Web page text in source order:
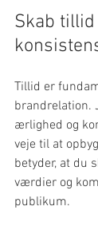
Skab
Tillid er
brandrelation.
ærlighed og
veje til at
betyder, at du
værdier og
publikum.